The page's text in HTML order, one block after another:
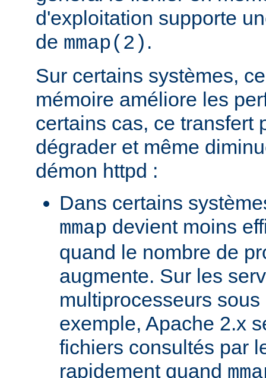
d'exploitation supporte
de mmap(2) .
Sur certains systèmes,
mémoire améliore les
certains cas, ce transfert
dégrader et même
démon httpd :
Dans certains
mmap devient moins
quand le nombre de
augmente. Sur les
multiprocesseurs
exemple, Apache 2.x
fichiers consultés par
rapidement quand